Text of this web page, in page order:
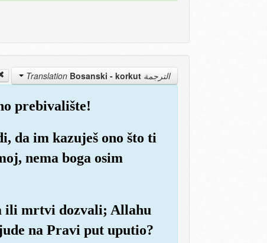
الترجمة Translation Bosanski - korkut
prebivalište!
da im kazuješ ono što ti
nema boga osim
ili mrtvi dozvali; Allahu
na Pravi put uputio?